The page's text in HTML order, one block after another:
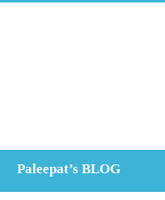
Paleepat’s BLOG